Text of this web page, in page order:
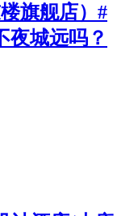
旗舰店）#
夜城远吗？